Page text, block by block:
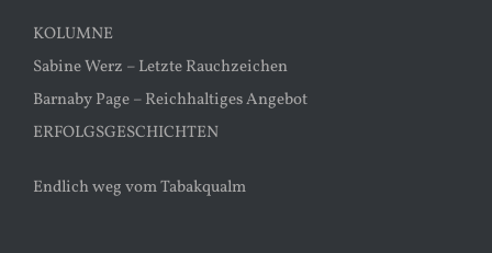
KOLUMNE
Sabine Werz – Letzte Rauchzeichen
Barnaby Page – Reichhaltiges Angebot
ERFOLGSGESCHICHTEN
Endlich weg vom Tabakqualm